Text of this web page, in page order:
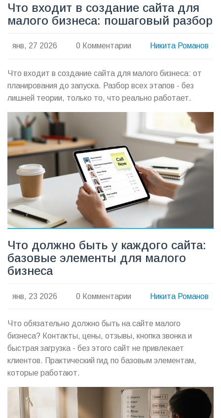
Что входит в создание сайта для
малого бизнеса: пошаговый разбор
янв, 27 2026 0 Комментарии Никита Романов
Что входит в создание сайта для малого бизнеса: от
планирования до запуска. Разбор всех этапов - без
лишней теории, только то, что реально работает.
Что должно быть у каждого сайта:
базовые элементы для малого
бизнеса
янв, 23 2026 0 Комментарии Никита Романов
Что обязательно должно быть на сайте малого
бизнеса? Контакты, цены, отзывы, кнопка звонка и
быстрая загрузка - без этого сайт не привлекает
клиентов. Практический гид по базовым элементам,
которые работают.